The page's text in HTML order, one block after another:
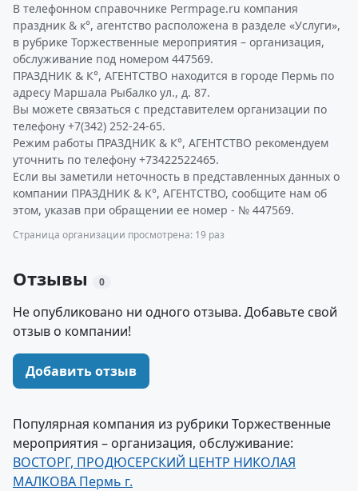
В телефонном справочнике Permpage.ru компания
праздник & к°, агентство расположена в разделе «Услуги»,
в рубрике Торжественные мероприятия – организация,
обслуживание под номером 447569.
ПРАЗДНИК & К°, АГЕНТСТВО находится в городе Пермь по
адресу Маршала Рыбалко ул., д. 87.
Вы можете связаться с представителем организации по
телефону +7(342) 252-24-65.
Режим работы ПРАЗДНИК & К°, АГЕНТСТВО рекомендуем
уточнить по телефону +73422522465.
Если вы заметили неточность в представленных данных о
компании ПРАЗДНИК & К°, АГЕНТСТВО, сообщите нам об
этом, указав при обращении ее номер - № 447569.
Страница организации просмотрена: 19 раз
Отзывы 0
Не опубликовано ни одного отзыва. Добавьте свой
отзыв о компании!
Добавить отзыв
Популярная компания из рубрики Торжественные
мероприятия – организация, обслуживание:
ВОСТОРГ, ПРОДЮСЕРСКИЙ ЦЕНТР НИКОЛАЯ
МАЛКОВА Пермь г.